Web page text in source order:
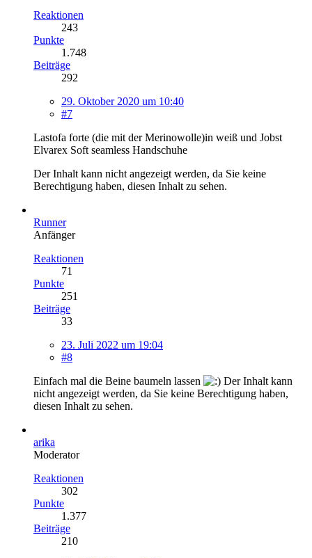
Reaktionen
243
Punkte
1.748
Beiträge
292
29. Oktober 2020 um 10:40
#7
Lastofa forte (die mit der Merinowolle)in weiß und Jobst
Elvarex Soft seamless Handschuhe
Der Inhalt kann nicht angezeigt werden, da Sie keine
Berechtigung haben, diesen Inhalt zu sehen.
Runner
Anfänger
Reaktionen
71
Punkte
251
Beiträge
33
23. Juli 2022 um 19:04
#8
Einfach mal die Beine baumeln lassen
Der Inhalt kann
nicht angezeigt werden, da Sie keine Berechtigung haben,
diesen Inhalt zu sehen.
arika
Moderator
Reaktionen
302
Punkte
1.377
Beiträge
210